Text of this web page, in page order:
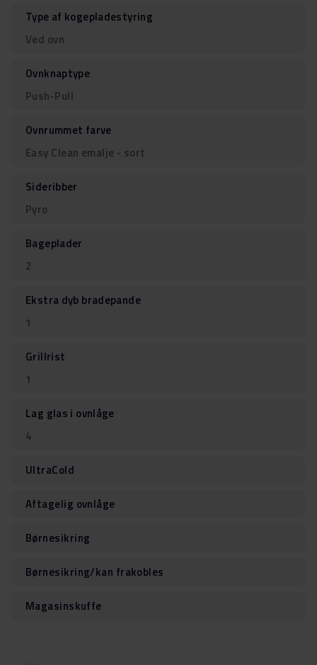
Type af kogepladestyring
Ved ovn
Ovnknaptype
Push-Pull
Ovnrummet farve
Easy Clean emalje - sort
Sideribber
Pyro
Bageplader
2
Ekstra dyb bradepande
1
Grillrist
1
Lag glas i ovnlåge
4
UltraCold
Aftagelig ovnlåge
Børnesikring
Børnesikring/kan frakobles
Magasinskuffe